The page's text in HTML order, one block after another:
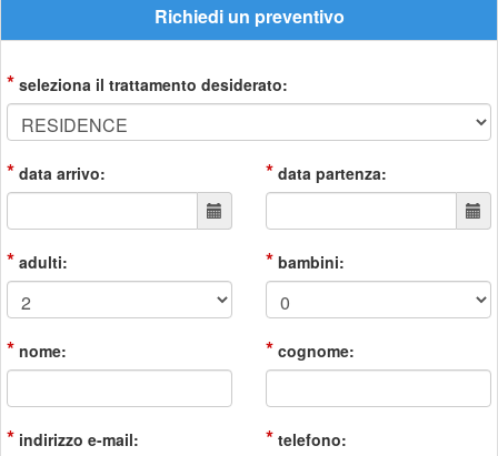
Richiedi un preventivo
* seleziona il trattamento desiderato:
* data arrivo: * data partenza:
* adulti: * bambini:
* nome: * cognome:
* indirizzo e-mail: * telefono: